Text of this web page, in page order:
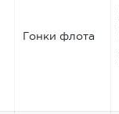
Гонки флота